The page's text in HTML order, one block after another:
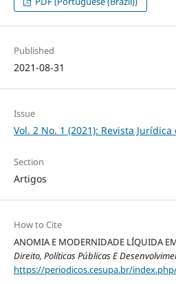
Published
2021-08-31
Issue
Vol. 2 No. 1 (2021): Revista Jurídica
Section
Artigos
How to Cite
ANOMIA E MODERNIDADE LÍQUIDA
Direito, Políticas Públicas E
https://periodicos.cesupa.br/